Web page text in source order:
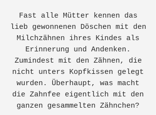
Fast alle Mütter kennen das
lieb gewonnenen Döschen mit den
Milchzähnen ihres Kindes als
Erinnerung und Andenken.
Zumindest mit den Zähnen, die
nicht unters Kopfkissen gelegt
wurden. Überhaupt, was macht
die Zahnfee eigentlich mit den
ganzen gesammelten Zähnchen?